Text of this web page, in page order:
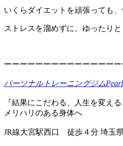
いくらダイエットを頑張っても
ストレスを溜めずに、ゆったり
ーーーーーーーーーーーーーー
パーソナルトレーニングジム
『結果にこだわる、人生を変え
メリハリのある身体へ
JR線大宮駅西口 徒歩４分 埼玉